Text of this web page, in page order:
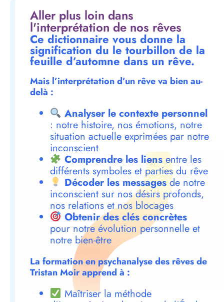
Aller plus loin dans
l'interprétation de nos rêves
Ce dictionnaire vous donne la
signification du le tourbillon de la
feuille d’automne dans un rêve.
Mais l’interprétation d’un rêve va bien au-
delà :
Analyser le contexte personnel
: notre histoire, nos émotions, notre
situation actuelle exprimées par notre
inconscient
Comprendre les liensentre les
différents symboles et parties du rêve
Décoder les messagesde notre
inconscient sur nos désirs profonds,
nos relations et nos blocages
Obtenir des clés concrètes
pour notre évolution personnelle et
notre bien-être
La formation en psychanalyse des rêves de
Tristan Moir apprend à :
Maîtriser la méthode